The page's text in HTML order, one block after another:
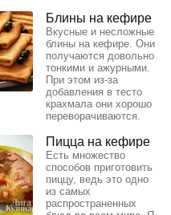
Блины на кефире
Вкусные и несложные
блины на кефире. Они
получаются довольно
тонкими и ажурными.
При этом из-за
добавления в тесто
крахмала они хорошо
переворачиваются.
Пицца на кефире
Есть множество
способов приготовить
пиццу, ведь это одно
из самых
распространенных